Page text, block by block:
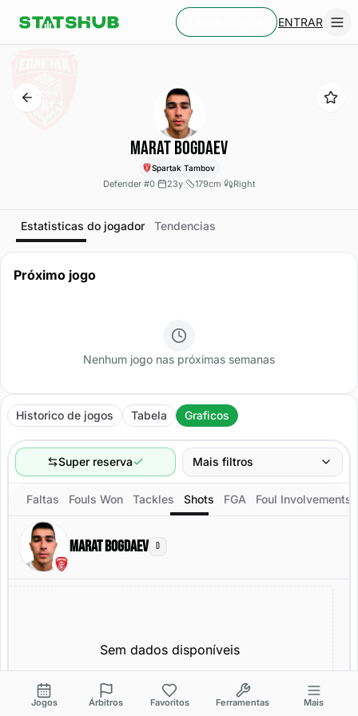
ENTRAR
Marat Bogdaev
Spartak Tambov
Defender·#0· 23y· 179cm· Right
Estatisticas do jogador Tendencias
Próximo jogo
Nenhum jogo nas próximas semanas
Historico de jogos Tabela Graficos
Super reserva Mais filtros
Faixa de jogos
Ultimos 60 jogos
Local
Faltas Fouls Won Tackles Shots FGA Foul Involvements
Marat Bogdaev D
Sem dados disponíveis
Jogos Árbitros Favoritos Ferramentas Mais